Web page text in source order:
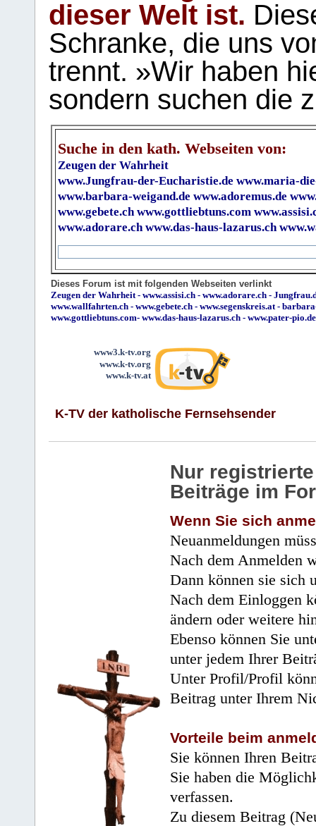
dieser Welt ist.
Schranke, die uns
trennt. »Wir haben
sondern suchen die
Suche in den kath. Webseiten von:
Zeugen der Wahrheit
www.Jungfrau-der-Eucharistie.de www.maria-
www.barbara-weigand.de www.adoremus.de
www.gebete.ch www.gottliebtuns.com
www.adorare.ch www.das-haus-lazarus.ch
Dieses Forum ist mit folgenden Webseiten verlinkt
Zeugen der Wahrheit- www.assisi.ch - www.adorare.ch -
www.wallfahrten.ch - www.gebete.ch - www.segenskreis.at-
www.gottliebtuns.com- www.das-haus-lazarus.ch - www.pater-pio.de
www3.k-tv.org
www.k-tv.org
www.k-tv.at
K-TV der katholische Fernsehsender
Nur
Beiträge im
Wenn Sie sich
Neuanmeldungen
Nach dem Anmelden
Dann können sie sich
Nach dem Einloggen
ändern oder weitere
Ebenso können Sie
unter jedem Ihrer
Unter Profil/Profil
Beitrag unter Ihrem
Vorteile beim
Sie können Ihren
Sie haben die
verfassen.
Zu diesem Beitrag